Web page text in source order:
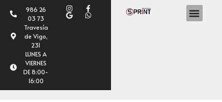
986 26
03 73
Travesía
de Vigo,
231
LUNES A
VIERNES
DE 8:00-
16:00